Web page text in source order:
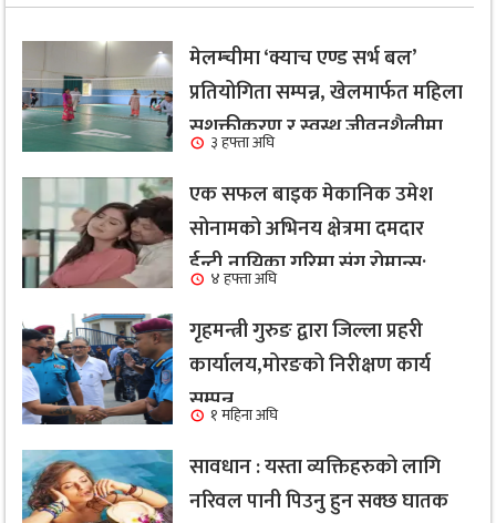
मेलम्चीमा ‘क्याच एण्ड सर्भ बल’
प्रतियोगिता सम्पन्न, खेलमार्फत महिला
सशक्तीकरण र स्वस्थ जीवनशैलीमा
जोड
३ हफ्ता अघि
एक सफल बाइक मेकानिक उमेश
सोनामको अभिनय क्षेत्रमा दमदार
ईन्ट्री,नायिका गरिमा संग रोमान्स:
हेर्नुहोस भिडियो ।
४ हफ्ता अघि
गृहमन्त्री गुरुङ द्वारा जिल्ला प्रहरी
कार्यालय,मोरङको निरीक्षण कार्य
सम्पन्न१ महिना अघि
सावधान : यस्ता व्यक्तिहरुको लागि
नरिवल पानी पिउनु हुन सक्छ घातक